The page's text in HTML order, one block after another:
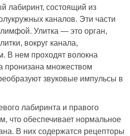
лабиринт, состоящий из
каналов. Эти части
Улитка — это орган,
вокруг канала,
В нем проходят волокна
пронизана множеством
звуковые импульсы в
лабиринта и правого
что обеспечивает нормальное
В них содержатся рецепторы